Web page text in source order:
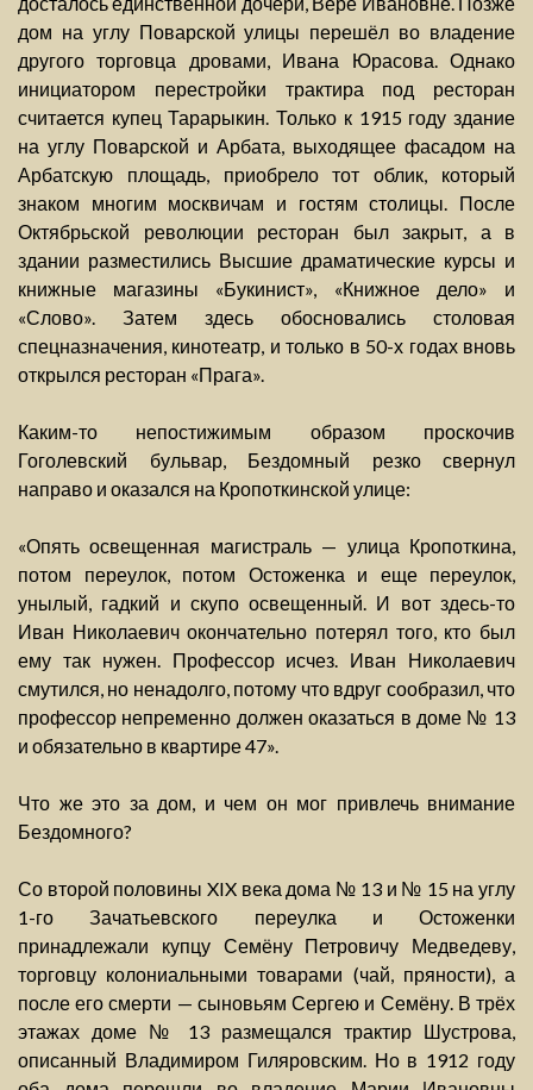
дом на углу Поварской улицы перешёл во владение
другого торговца дровами, Ивана Юрасова. Однако
инициатором перестройки трактира под ресторан
считается купец Тарарыкин. Только к 1915 году здание
на углу Поварской и Арбата, выходящее фасадом на
Арбатскую площадь, приобрело тот облик, который
знаком многим москвичам и гостям столицы. После
Октябрьской революции ресторан был закрыт, а в
здании разместились Высшие драматические курсы и
книжные магазины «Букинист», «Книжное дело» и
«Слово». Затем здесь обосновались столовая
спецназначения, кинотеатр, и только в 50-х годах вновь
открылся ресторан «Прага».
Каким-то непостижимым образом проскочив
Гоголевский бульвар, Бездомный резко свернул
направо и оказался на Кропоткинской улице:
«Опять освещенная магистраль — улица Кропоткина,
потом переулок, потом Остоженка и еще переулок,
унылый, гадкий и скупо освещенный. И вот здесь-то
Иван Николаевич окончательно потерял того, кто был
ему так нужен. Профессор исчез. Иван Николаевич
смутился, но ненадолго, потому что вдруг сообразил, что
профессор непременно должен оказаться в доме № 13
и обязательно в квартире 47».
Что же это за дом, и чем он мог привлечь внимание
Бездомного?
Со второй половины XIX века дома № 13 и № 15 на углу
1-го Зачатьевского переулка и Остоженки
принадлежали купцу Семёну Петровичу Медведеву,
торговцу колониальными товарами (чай, пряности), а
после его смерти — сыновьям Сергею и Семёну. В трёх
этажах доме № 13 размещался трактир Шустрова,
описанный Владимиром Гиляровским. Но в 1912 году